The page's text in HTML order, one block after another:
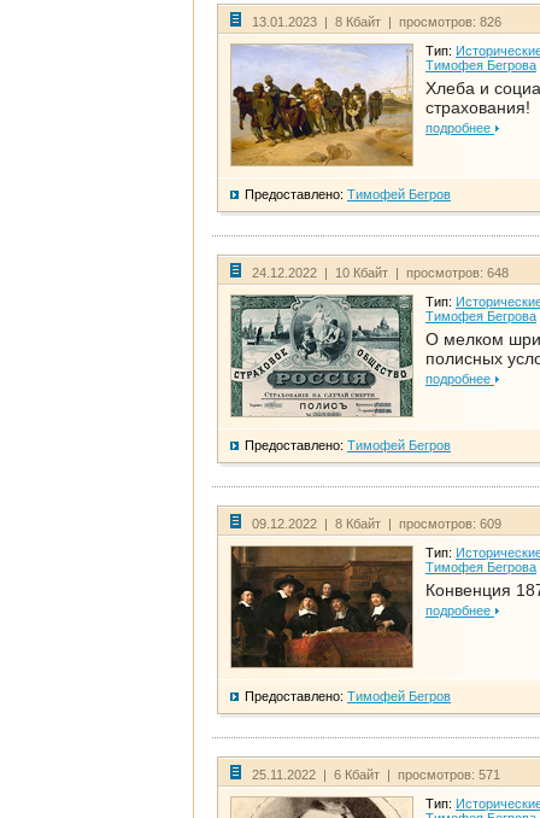
13.01.2023 | 8 Кбайт | просмотров: 826
Тип:
Тимофея Бегрова
Хлеба и
страхования!
подробнее
Предоставлено: Тимофей Бегров
24.12.2022 | 10 Кбайт | просмотров: 648
Тип:
Тимофея Бегрова
О мелком
полисных
подробнее
Предоставлено: Тимофей Бегров
09.12.2022 | 8 Кбайт | просмотров: 609
Тип:
Тимофея Бегрова
Конвенция
подробнее
Предоставлено: Тимофей Бегров
25.11.2022 | 6 Кбайт | просмотров: 571
Тип: